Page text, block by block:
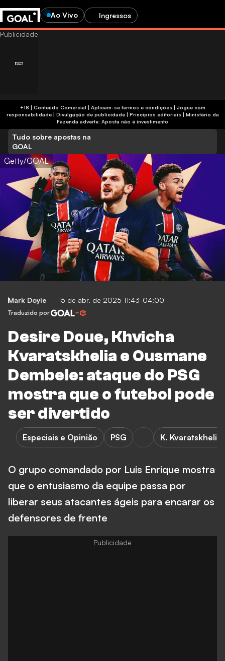
Ao Vivo Ingressos
+18 | Conteúdo Comercial | Aplicam-se termos e condições | Jogue com
responsabilidade| Divulgação de publicidade| Princípios editoriais | Ministério da
Fazenda adverte: Aposta não é investimento
Tudo sobre apostas na
GOAL
Getty/GOAL
Mark Doyle 15 de abr. de 2025 11:43-04:00
Traduzido por
Desire Doue, Khvicha
Kvaratskhelia e Ousmane
Dembele: ataque do PSG
mostra que o futebol pode
ser divertido
Especiais e Opinião PSG K. Kvaratskhelia
O grupo comandado por Luis Enrique mostra
que o entusiasmo da equipe passa por
liberar seus atacantes ágeis para encarar os
defensores de frente